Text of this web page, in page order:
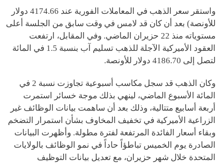
واستقر سعر الذهب في المعاملات الفورية عند 4174.66 دولار
للأونصة) بعد أن كان قد لامس في وقت سابق من الجلسة أعلى
مستوياته منذ 22 حزيران الماضي. وفي المقابل، ارتفعت
العقود الأميركية الآجلة للذهب تسليم آب بنسبة 1.5 في المائة
لتصل إلى 4186.70 دولار للأونصة.
وكان الذهب قد سجل مكاسب أسبوعية تجاوزت نسبة 2 في
المائة الأسبوع الماضي، لينهي بذلك موجة خسائر استمرت
أربعة أسابيع متتالية، وذلك بعد أن ساهمت بيانات الوظائف غير
الزراعية الأميركية في تخفيف المخاوف بشأن استمرار التضخم
وبقاء أسعار الفائدة المرتفعة لفترة مطولة. وأظهرت البيانات
الصادرة يوم الخميس تباطؤاً حاداً في نمو الوظائف بالولايات
المتحدة خلال شهر حزيران، مع تعديل بيانات التوظيف